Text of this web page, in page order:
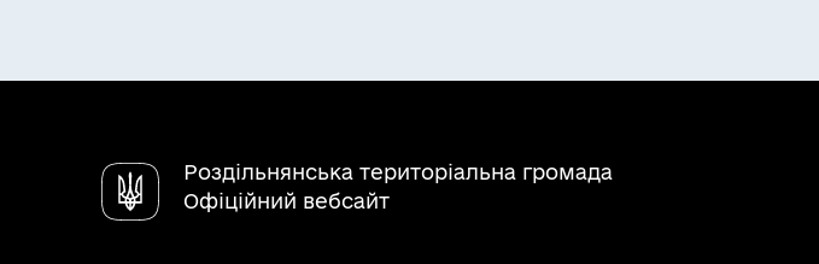
Роздільнянська територіальна громада
Офіційний вебсайт